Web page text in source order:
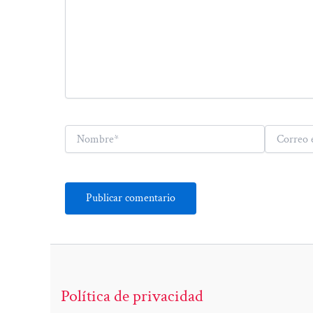
Nombre*
Correo
electrónico*
Política de privacidad